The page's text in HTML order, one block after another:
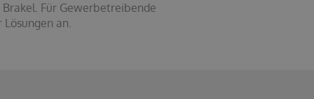
Für Gewerbetreibende
an.